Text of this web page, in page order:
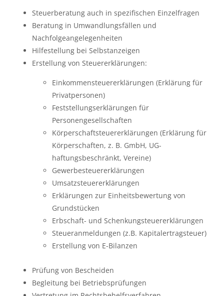
Steuerberatung auch in spezifischen Einzelfragen
Beratung in Umwandlungsfällen und
Nachfolgeangelegenheiten
Hilfestellung bei Selbstanzeigen
Erstellung von Steuererklärungen:
Einkommensteuererklärungen (Erklärung für
Privatpersonen)
Feststellungserklärungen für
Personengesellschaften
Körperschaftsteuererklärungen (Erklärung für
Körperschaften, z. B. GmbH, UG-
haftungsbeschränkt, Vereine)
Gewerbesteuererklärungen
Umsatzsteuererklärungen
Erklärungen zur Einheitsbewertung von
Grundstücken
Erbschaft- und Schenkungsteuererklärungen
Steueranmeldungen (z.B. Kapitalertragsteuer)
Erstellung von E-Bilanzen
Prüfung von Bescheiden
Begleitung bei Betriebsprüfungen